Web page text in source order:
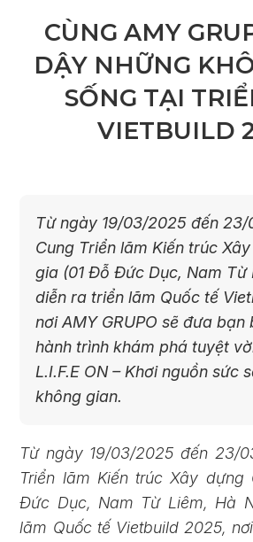
CÙNG AMY
DẬY NHỮNG
SỐNG TẠI
VIETBUILD
Từ ngày 19/03/2025 đến
Cung Triển lãm Kiến trúc
gia (01 Đỗ Đức Dục, Nam Từ
diễn ra triển lãm Quốc tế
nơi AMY GRUPO sẽ đưa
hành trình khám phá tuyệt
L.I.F.E ON – Khơi nguồn sức
không gian.
Từ ngày 19/03/2025 đến 23/
Triển lãm Kiến trúc Xây
Đức Dục, Nam Từ Liêm, Hà
lãm Quốc tế Vietbuild 2025,